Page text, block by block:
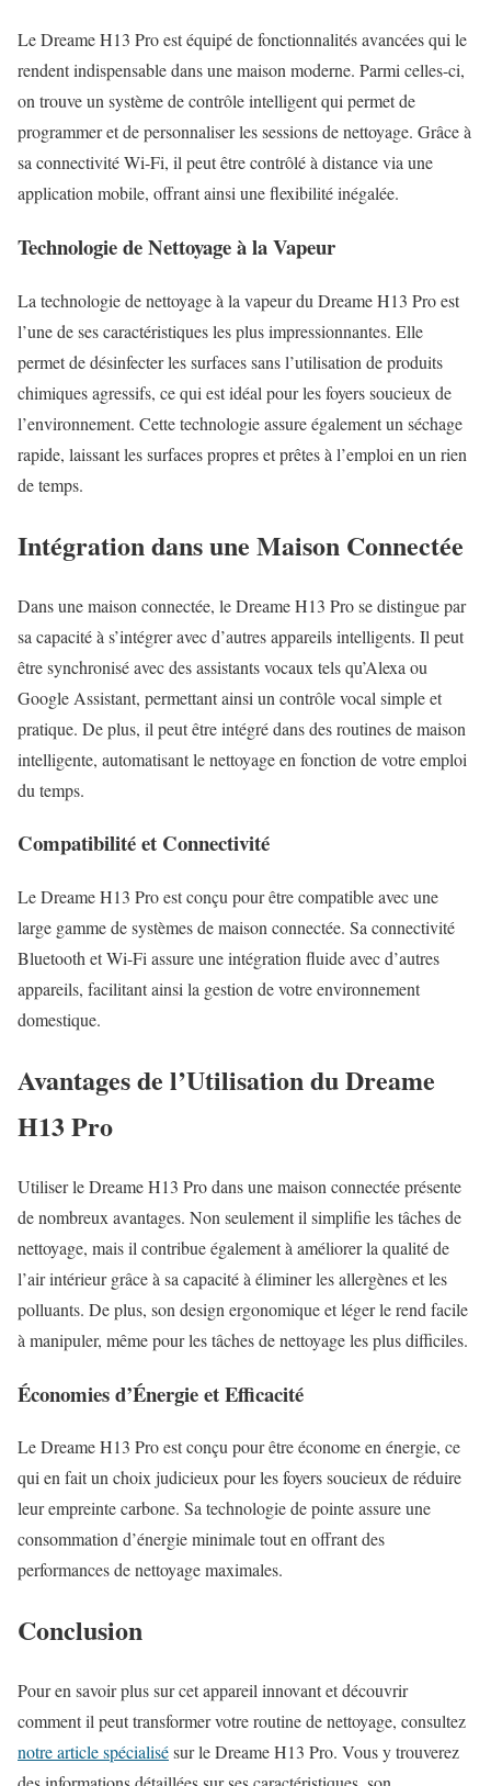
Le Dreame H13 Pro est équipé de fonctionnalités avancées qui le
rendent indispensable dans une maison moderne. Parmi celles-ci,
on trouve un système de contrôle intelligent qui permet de
programmer et de personnaliser les sessions de nettoyage. Grâce à
sa connectivité Wi-Fi, il peut être contrôlé à distance via une
application mobile, offrant ainsi une flexibilité inégalée.
Technologie de Nettoyage à la Vapeur
La technologie de nettoyage à la vapeur du Dreame H13 Pro est
l’une de ses caractéristiques les plus impressionnantes. Elle
permet de désinfecter les surfaces sans l’utilisation de produits
chimiques agressifs, ce qui est idéal pour les foyers soucieux de
l’environnement. Cette technologie assure également un séchage
rapide, laissant les surfaces propres et prêtes à l’emploi en un rien
de temps.
Intégration dans une Maison Connectée
Dans une maison connectée, le Dreame H13 Pro se distingue par
sa capacité à s’intégrer avec d’autres appareils intelligents. Il peut
être synchronisé avec des assistants vocaux tels qu’Alexa ou
Google Assistant, permettant ainsi un contrôle vocal simple et
pratique. De plus, il peut être intégré dans des routines de maison
intelligente, automatisant le nettoyage en fonction de votre emploi
du temps.
Compatibilité et Connectivité
Le Dreame H13 Pro est conçu pour être compatible avec une
large gamme de systèmes de maison connectée. Sa connectivité
Bluetooth et Wi-Fi assure une intégration fluide avec d’autres
appareils, facilitant ainsi la gestion de votre environnement
domestique.
Avantages de l’Utilisation du Dreame
H13 Pro
Utiliser le Dreame H13 Pro dans une maison connectée présente
de nombreux avantages. Non seulement il simplifie les tâches de
nettoyage, mais il contribue également à améliorer la qualité de
l’air intérieur grâce à sa capacité à éliminer les allergènes et les
polluants. De plus, son design ergonomique et léger le rend facile
à manipuler, même pour les tâches de nettoyage les plus difficiles.
Économies d’Énergie et Efficacité
Le Dreame H13 Pro est conçu pour être économe en énergie, ce
qui en fait un choix judicieux pour les foyers soucieux de réduire
leur empreinte carbone. Sa technologie de pointe assure une
consommation d’énergie minimale tout en offrant des
performances de nettoyage maximales.
Conclusion
Pour en savoir plus sur cet appareil innovant et découvrir
comment il peut transformer votre routine de nettoyage, consultez
notre article spécialisésur le Dreame H13 Pro. Vous y trouverez